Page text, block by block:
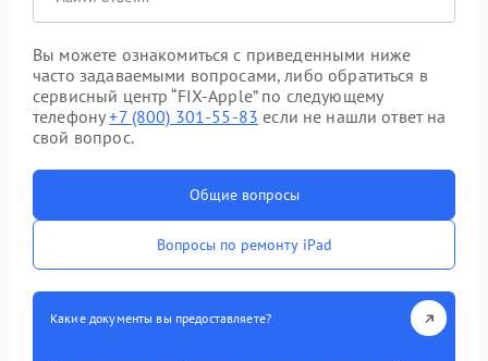
Вы можете ознакомиться с приведенными ниже
часто задаваемыми вопросами, либо обратиться в
сервисный центр “FIX-Apple” по следующему
телефону+7 (800) 301-55-83 если не нашли ответ на
свой вопрос.
Общие вопросы
Вопросы по ремонту iPad
Какие документы вы предоставляете?